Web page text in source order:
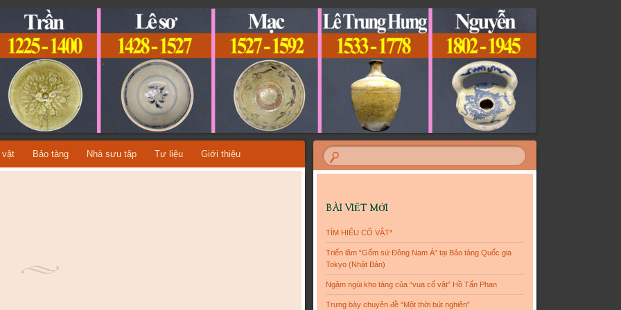
NAM
TỪNG THỜI KỲ LỊCH SỬ!
vật Bảo tàng Nhà sưu tập Tư liệu Giới thiệu
BÀI VIẾT MỚI
TÌM HIỂU CỔ VẬT*
Triển lãm “Gốm sứ Đông Nam Á” tại Bảo tàng Quốc gia
Tokyo (Nhật Bản)
Ngậm ngùi kho tàng của “vua cổ vật” Hồ Tấn Phan
Trưng bày chuyên đề “Một thời bút nghiên”